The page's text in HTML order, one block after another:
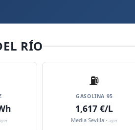
RÍO
⛽️
GASOLINA 95
1,617 €/L
Media Sevilla · ayer